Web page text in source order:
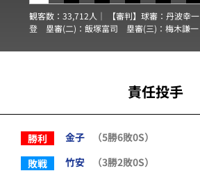
観客数：33,712人｜ 【審判】球審： 丹波幸一
登 塁審(二)： 飯塚富司 塁審(三)： 梅木謙一
責任投手
勝利 金子
（5勝6敗0S）
敗戦
竹安 （3勝2敗0S）